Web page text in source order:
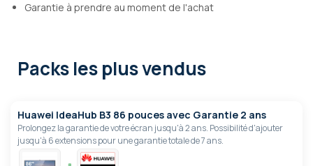
Garantie à prendre au moment de l'achat
Packs les plus vendus
Huawei IdeaHub B3 86 pouces avec Garantie 2 ans
Prolongez la garantie de votre écran jusqu'à 2 ans. Possibilité d'ajouter
jusqu'à 6 extensions pour une garantie totale de 7 ans.